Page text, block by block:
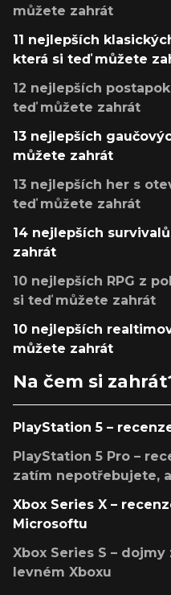
můžete zahrát
11 nejlepších
která si teď můžete
12 nejlepších
teď můžete zahrát
13 nejlepších
můžete zahrát
13 nejlepších her s
teď můžete zahrát
14 nejlepších
zahrát
10 nejlepších RPG z
si teď můžete zahrát
10 nejlepších
můžete zahrát
Na čem si
PlayStation 5 –
PlayStation 5 Pro –
zatím nepotřebujete,
Xbox Series X –
Microsoftu
Xbox Series S –
levném Xboxu